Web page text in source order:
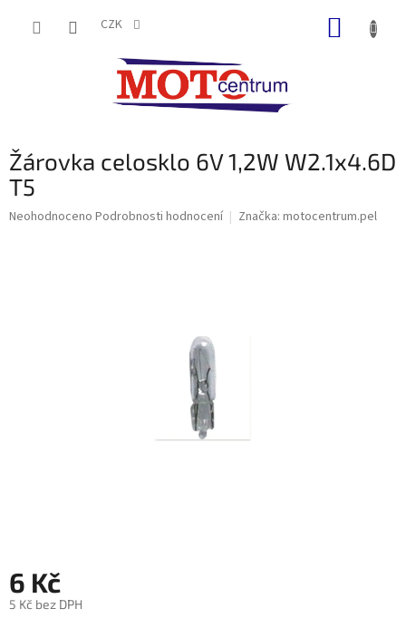
CZK
Žárovka celosklo 6V 1,2W W2.1x4.6D
T5
Průměrné
Neohodnoceno Podrobnosti hodnocení Značka: motocentrum.pel
6 Kč
5 Kč bez DPH